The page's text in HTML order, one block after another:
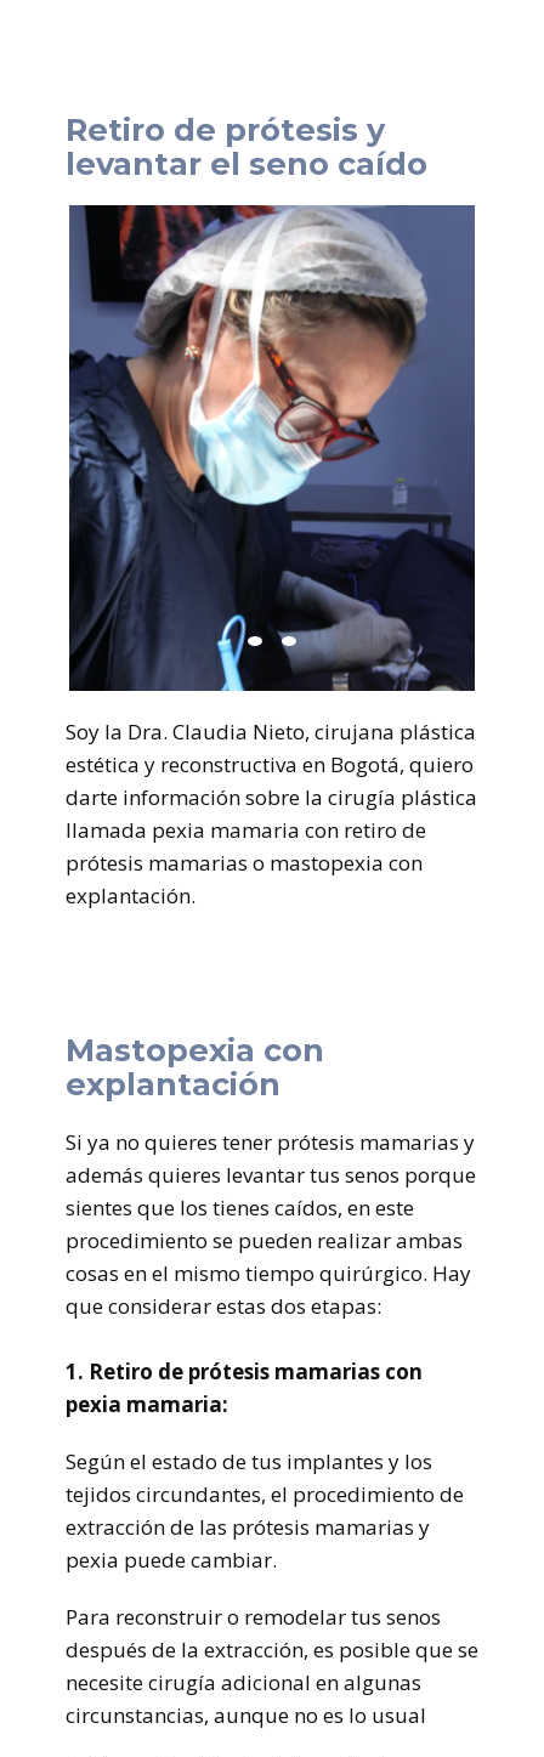
Retiro de prótesis y
levantar el seno caído
Soy la Dra. Claudia Nieto, cirujana plástica
estética y reconstructiva en Bogotá, quiero
darte información sobre la cirugía plástica
llamada pexia mamaria con retiro de
prótesis mamarias o mastopexia con
explantación.
Mastopexia con
explantación
Si ya no quieres tener prótesis mamarias y
además quieres levantar tus senos porque
sientes que los tienes caídos, en este
procedimiento se pueden realizar ambas
cosas en el mismo tiempo quirúrgico. Hay
que considerar estas dos etapas:
1. Retiro de prótesis mamarias con
pexia mamaria:
Según el estado de tus implantes y los
tejidos circundantes, el procedimiento de
extracción de las prótesis mamarias y
pexia puede cambiar.
Para reconstruir o remodelar tus senos
después de la extracción, es posible que se
necesite cirugía adicional en algunas
circunstancias, aunque no es lo usual